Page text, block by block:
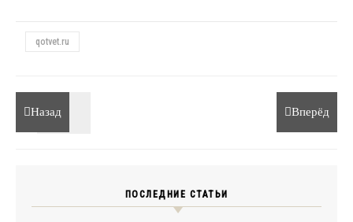
qotvet.ru
Назад Вперёд
ПОСЛЕДНИЕ СТАТЬИ